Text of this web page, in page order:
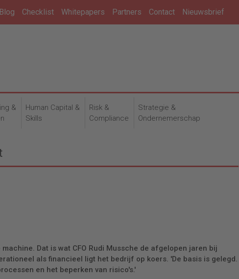
Blog Checklist Whitepapers Partners Contact Nieuwsbrief
&
Human Capital &
Skills
Risk &
Compliance
Strategie &
Ondernemerschap
Dat is wat CFO Rudi Mussche de afgelopen jaren bij
als financieel ligt het bedrijf op koers. 'De basis is gelegd.
en het beperken van risico's.'